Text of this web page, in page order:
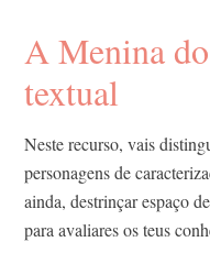
A Menina
textual
Neste recurso, vais
personagens de
ainda, destrinçar espaço
para avaliares os teus